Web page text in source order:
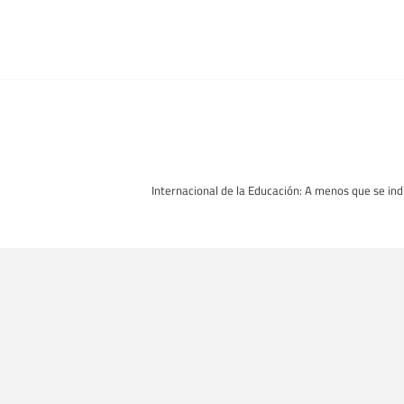
Internacional de la Educación: A menos que se